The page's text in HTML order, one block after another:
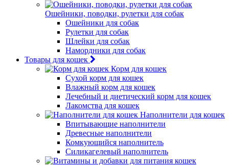
Ошейники, поводки, рулетки для собак
Ошейники для собак
Рулетки для собак
Шлейки для собак
Намордники для собак
Товары для кошек
Корм для кошек
Сухой корм для кошек
Влажный корм для кошек
Лечебный и диетический корм для кошек
Лакомства для кошек
Наполнители для кошек
Впитывающие наполнители
Древесные наполнители
Комкующийся наполнитель
Силикагелевый наполнитель